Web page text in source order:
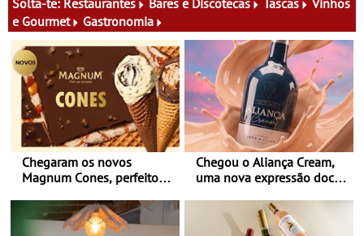
e Gourmet
Gastronomia
Chegaram os novos
Magnum Cones, perfeitos
Chegou o Aliança Cream,
uma nova expressão doce